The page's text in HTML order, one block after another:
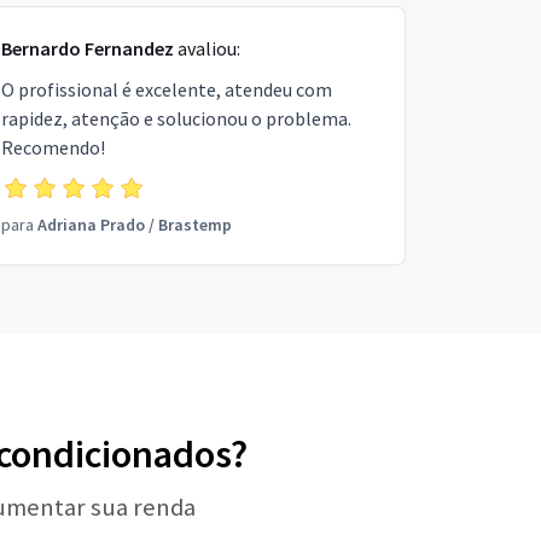
Bernardo Fernandez avaliou:
O profissional é excelente, atendeu com
rapidez, atenção e solucionou o problema.
Recomendo!
para Adriana Prado/ Brastemp
sua renda